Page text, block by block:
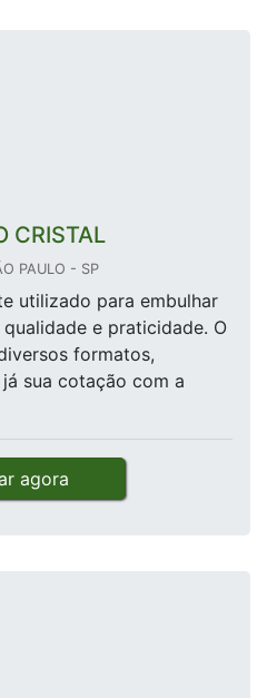
CRISTAL
PAULO - SP
utilizado para embulhar
e praticidade. O
formatos,
sua cotação com a
agora